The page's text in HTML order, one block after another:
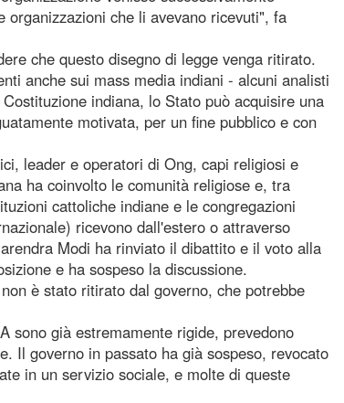
che li avevano ricevuti", fa
che questo disegno di legge venga ritirato.
anche sui mass media indiani - alcuni analisti
indiana, lo Stato può acquisire una
motivata, per un fine pubblico e con
leader e operatori di Ong, capi religiosi e
ha coinvolto le comunità religiose e, tra
cattoliche indiane e le congregazioni
ricevono dall'estero o attraverso
Modi ha rinviato il dibattito e il voto alla
e ha sospeso la discussione.
è stato ritirato dal governo, che potrebbe
sono già estremamente rigide, prevedono
Il governo in passato ha già sospeso, revocato
in un servizio sociale, e molte di queste